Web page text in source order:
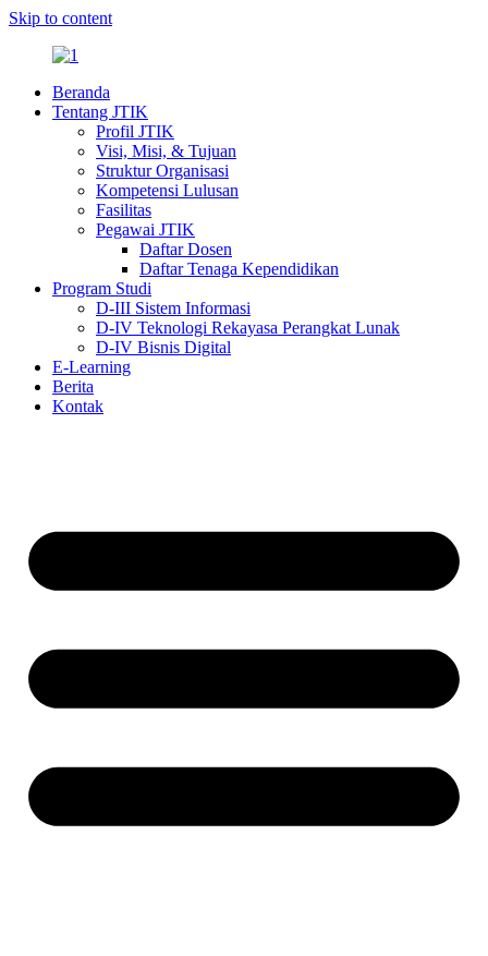
Skip to content
Beranda
Tentang JTIK
Profil JTIK
Visi, Misi, & Tujuan
Struktur Organisasi
Kompetensi Lulusan
Fasilitas
Pegawai JTIK
Daftar Dosen
Daftar Tenaga Kependidikan
Program Studi
D-III Sistem Informasi
D-IV Teknologi Rekayasa Perangkat Lunak
D-IV Bisnis Digital
E-Learning
Berita
Kontak